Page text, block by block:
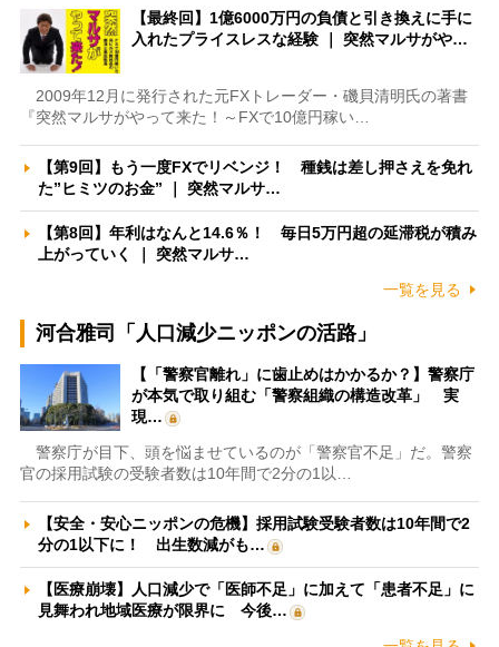
【最終回】1億6000万円の負債と引き換えに手に
入れたプライスレスな経験 ｜ 突然マルサがや…
2009年12月に発行された元FXトレーダー・磯貝清明氏の著書
『突然マルサがやって来た！～FXで10億円稼い…
【第9回】もう一度FXでリベンジ！ 種銭は差し押さえを免れ
た”ヒミツのお金” ｜ 突然マルサ…
【第8回】年利はなんと14.6％！ 毎日5万円超の延滞税が積み
上がっていく ｜ 突然マルサ…
一覧を見る
河合雅司「人口減少ニッポンの活路」
【「警察官離れ」に歯止めはかかるか？】警察庁
が本気で取り組む「警察組織の構造改革」 実
現…
警察庁が目下、頭を悩ませているのが「警察官不足」だ。警察
官の採用試験の受験者数は10年間で2分の1以…
【安全・安心ニッポンの危機】採用試験受験者数は10年間で2
分の1以下に！ 出生数減がも…
【医療崩壊】人口減少で「医師不足」に加えて「患者不足」に
見舞われ地域医療が限界に 今後…